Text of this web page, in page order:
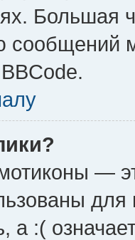
Большая
—
а :(